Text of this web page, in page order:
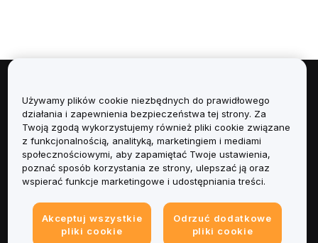
Informacje
Usługi
Obsługa Klienta
Informacje prawne
Używamy plików cookie niezbędnych do prawidłowego
działania i zapewnienia bezpieczeństwa tej strony. Za
Twoją zgodą wykorzystujemy również pliki cookie związane
z funkcjonalnością, analityką, marketingiem i mediami
społecznościowymi, aby zapamiętać Twoje ustawienia,
poznać sposób korzystania ze strony, ulepszać ją oraz
wspierać funkcje marketingowe i udostępniania treści.
Akceptuj wszystkie
pliki cookie
Odrzuć dodatkowe
pliki cookie